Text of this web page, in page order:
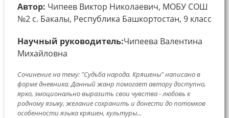
Автор: Чипеев Виктор Николаевич, МОБУ СОШ
№2 с. Бакалы, Республика Башкортостан, 9 класс
Научный руководитель:Чипеева Валентина
Михайловна
Сочинение на тему: "Судьба народа. Кряшены" написано в
форме дневника. Данный жанр помогает автору доступно,
ярко, эмоционально выразить свои чувства - любовь к
родному языку, желание сохранить и донести до потомков
особенности языка кряшен, культуры...